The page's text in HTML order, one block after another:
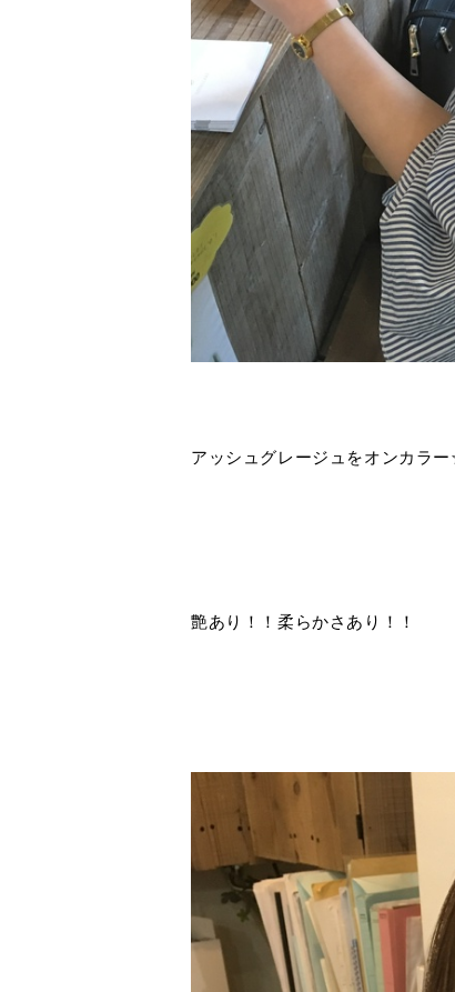
アッシュグレージュをオンカラ
艶あり！！柔らかさあり！！